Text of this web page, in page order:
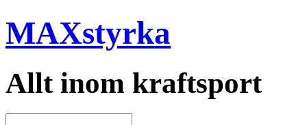
MAXstyrka
Allt inom kraftsport